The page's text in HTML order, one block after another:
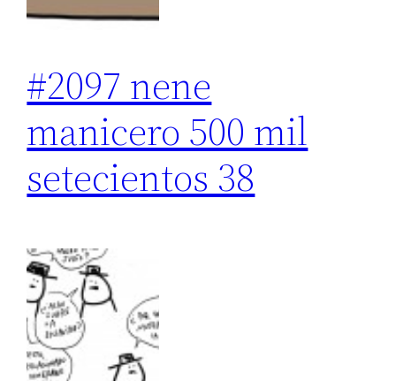
#2097 nene
manicero 500 mil
setecientos 38